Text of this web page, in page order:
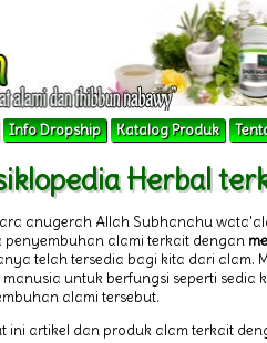
Info Dropship Katalog Produk
Herbal
anugerah Allah Subhanahu
penyembuhan alami terkait dengan
telah tersedia bagi kita dari
untuk berfungsi seperti sedia
alami tersebut.
ini artikel dan produk alam terkait